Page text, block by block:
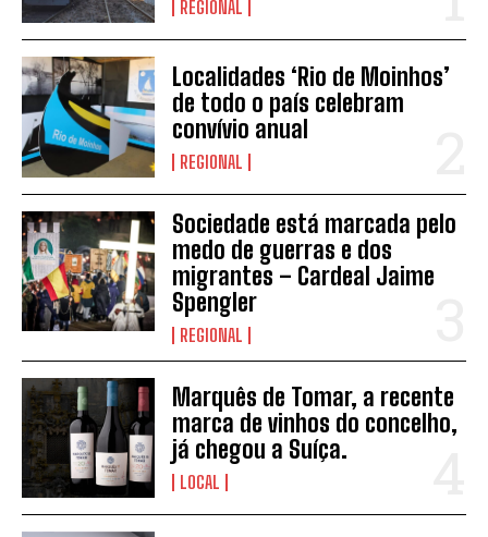
INSCREVER
REGIONAL
Localidades ‘Rio de Moinhos’
de todo o país celebram
convívio anual
REGIONAL
Sociedade está marcada pelo
medo de guerras e dos
migrantes – Cardeal Jaime
Spengler
REGIONAL
Marquês de Tomar, a recente
marca de vinhos do concelho,
já chegou a Suíça.
LOCAL